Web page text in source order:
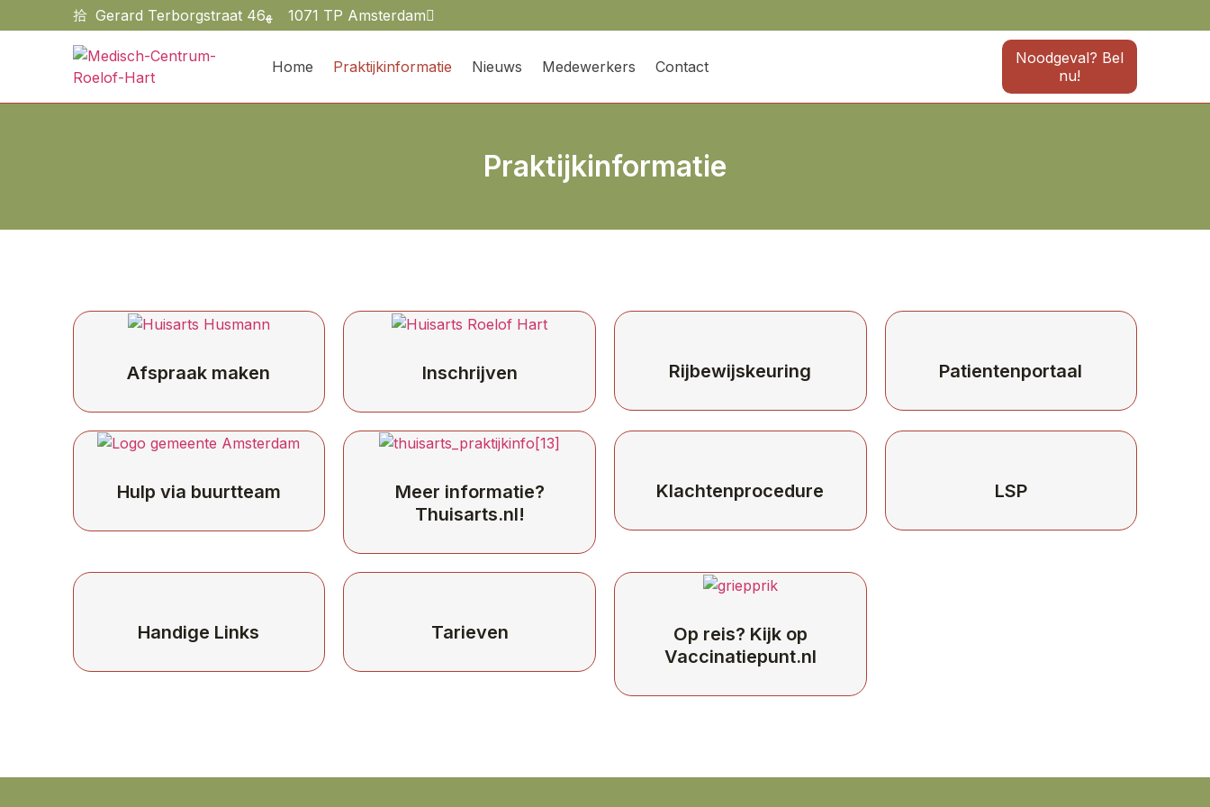
Gerard Terborgstraat 46 1071 TP Amsterdam
Home Praktijkinformatie Nieuws Medewerkers Contact
Noodgeval? Bel
nu!
Praktijkinformatie
Afspraak maken Inschrijven Rijbewijskeuring Patientenportaal
Hulp via buurtteam
Meer informatie?
Thuisarts.nl!
Klachtenprocedure LSP
Handige Links Tarieven
Op reis? Kijk op
Vaccinatiepunt.nl